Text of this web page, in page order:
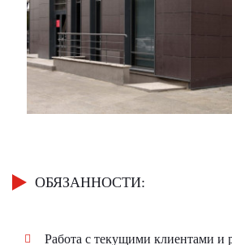
ОБЯЗАННОСТИ:
Работа с текущими клиентами и